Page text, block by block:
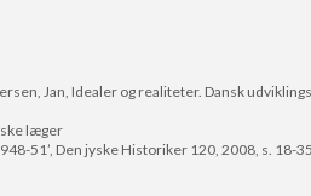
Jan, Idealer og realiteter. Dansk
læger
51’, Den jyske Historiker 120, 2008, s. 18-35.